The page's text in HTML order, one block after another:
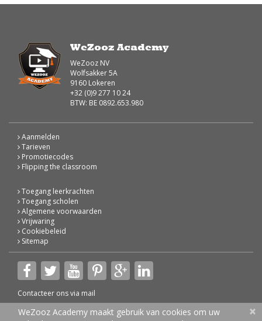
WeZooz Academy
WeZooz NV
Wolfsakker 5A
9160 Lokeren
+32 (0)9 277 10 24
BTW: BE 0892.653.980
Aanmelden
Tarieven
Promotiecodes
Flipping the classroom
Toegang leerkrachten
Toegang scholen
Algemene voorwaarden
Vrijwaring
Cookiebeleid
Sitemap
Contacteer ons via mail
© 2026 WeZooz Academy
×
WeZooz Academy maakt gebruik van cookies om uw